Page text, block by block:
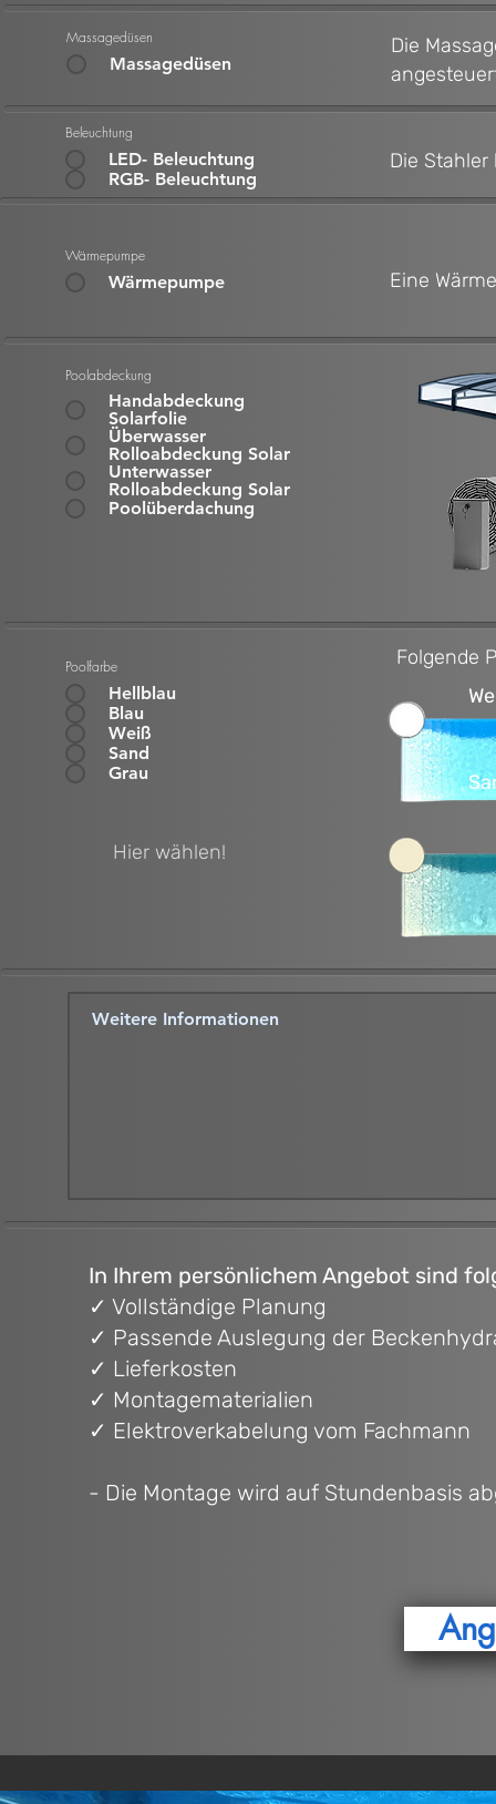
Massagedüsen
Massagedüsen
Die
Beleuchtung
LED- Beleuchtung
RGB- Beleuchtung
Die
Wärmepumpe
Wärmepumpe Eine
Poolabdeckung
Handabdeckung
Solarfolie
Überwasser
Rolloabdeckung Solar
Unterwasser
Rolloabdeckung Solar
Poolüberdachung
Poolfarbe
Hellblau
Blau
Weiß
Sand
Grau
Folgende
Hier wählen!
In Ihrem persönlichem Angebot sind
✓ Vollständige Planung
✓ Passende Auslegung der
✓ Lieferkosten
✓ Montagematerialien
✓ Elektroverkabelung vom Fachmann
- Die Montage wird auf Stundenbasis